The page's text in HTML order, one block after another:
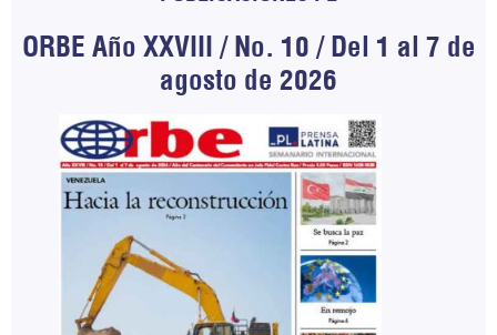
ORBE Año XXVIII / No. 10 / Del 1 al 7 de
agosto de 2026